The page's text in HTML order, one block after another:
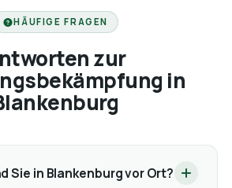
HÄUFIGE FRAGEN
zur
in
Sie in Blankenburg vor Ort?